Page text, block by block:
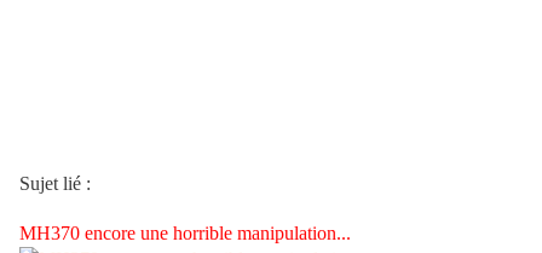
Sujet lié :
MH370 encore une horrible manipulation...